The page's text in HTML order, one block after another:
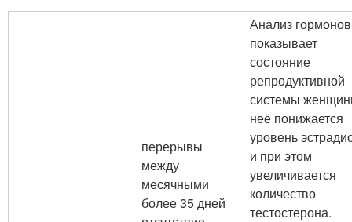
перерывы
между
месячными
более 35 дней
Анализ гормонов
показывает
состояние
репродуктивной
системы
неё понижается
уровень
и при этом
увеличивается
количество
тестостерона.